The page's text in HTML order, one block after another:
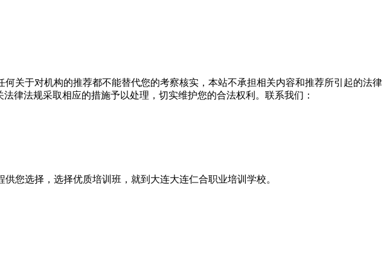
关于对机构的推荐都不能替代您的考察核实，本站不承担相关内容和推荐所引起的法律
律法规采取相应的措施予以处理，切实维护您的合法权利。联系我们：
您选择，选择优质培训班，就到大连大连仁合职业培训学校。